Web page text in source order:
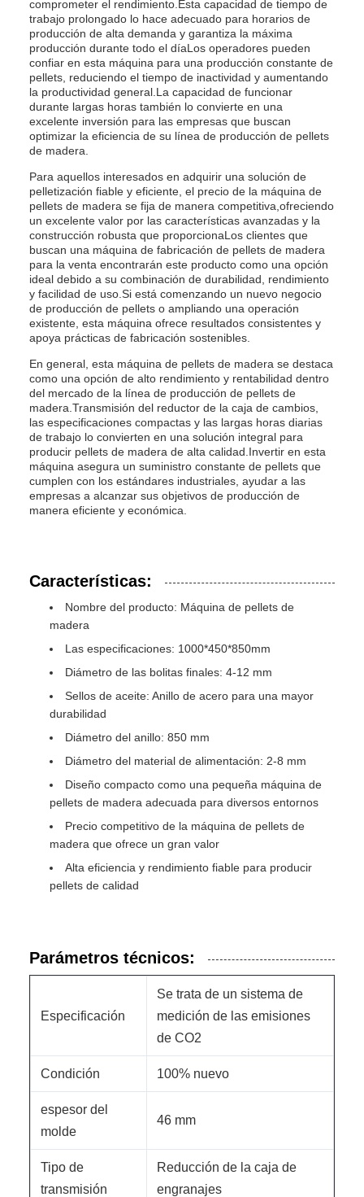
comprometer el rendimiento.Esta capacidad de tiempo de
trabajo prolongado lo hace adecuado para horarios de
producción de alta demanda y garantiza la máxima
producción durante todo el díaLos operadores pueden
confiar en esta máquina para una producción constante de
pellets, reduciendo el tiempo de inactividad y aumentando
la productividad general.La capacidad de funcionar
durante largas horas también lo convierte en una
excelente inversión para las empresas que buscan
optimizar la eficiencia de su línea de producción de pellets
de madera.
Para aquellos interesados en adquirir una solución de
pelletización fiable y eficiente, el precio de la máquina de
pellets de madera se fija de manera competitiva,ofreciendo
un excelente valor por las características avanzadas y la
construcción robusta que proporcionaLos clientes que
buscan una máquina de fabricación de pellets de madera
para la venta encontrarán este producto como una opción
ideal debido a su combinación de durabilidad, rendimiento
y facilidad de uso.Si está comenzando un nuevo negocio
de producción de pellets o ampliando una operación
existente, esta máquina ofrece resultados consistentes y
apoya prácticas de fabricación sostenibles.
En general, esta máquina de pellets de madera se destaca
como una opción de alto rendimiento y rentabilidad dentro
del mercado de la línea de producción de pellets de
madera.Transmisión del reductor de la caja de cambios,
las especificaciones compactas y las largas horas diarias
de trabajo lo convierten en una solución integral para
producir pellets de madera de alta calidad.Invertir en esta
máquina asegura un suministro constante de pellets que
cumplen con los estándares industriales, ayudar a las
empresas a alcanzar sus objetivos de producción de
manera eficiente y económica.
Características:
Nombre del producto: Máquina de pellets de
madera
Las especificaciones: 1000*450*850mm
Diámetro de las bolitas finales: 4-12 mm
Sellos de aceite: Anillo de acero para una mayor
durabilidad
Diámetro del anillo: 850 mm
Diámetro del material de alimentación: 2-8 mm
Diseño compacto como una pequeña máquina de
pellets de madera adecuada para diversos entornos
Precio competitivo de la máquina de pellets de
madera que ofrece un gran valor
Alta eficiencia y rendimiento fiable para producir
pellets de calidad
Parámetros técnicos:
Especificación
Se trata de un sistema de
medición de las emisiones
de CO2
Condición 100% nuevo
espesor del
molde
46 mm
Tipo de
transmisión
Reducción de la caja de
engranajes